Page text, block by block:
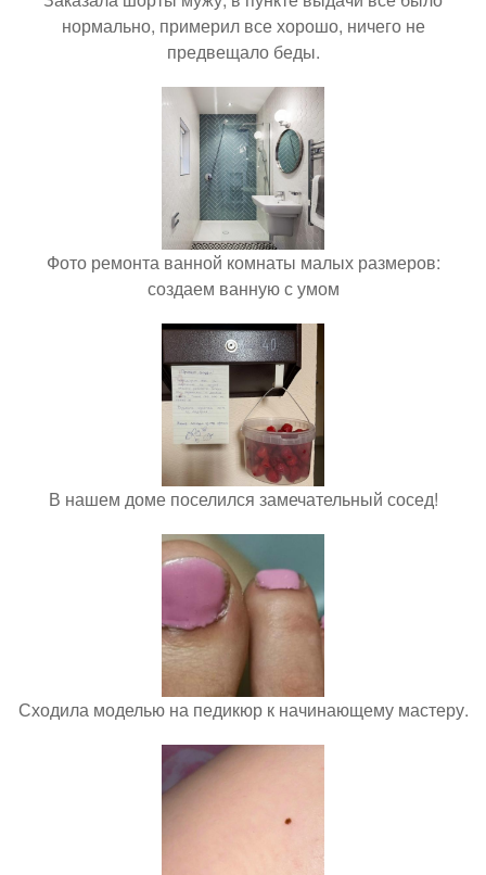
нормально, примерил все хорошо, ничего не
предвещало беды.
Фото ремонта ванной комнаты малых размеров:
создаем ванную с умом
В нашем доме поселился замечательный сосед!
Сходила моделью на педикюр к начинающему мастеру.